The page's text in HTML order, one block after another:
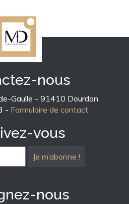
nous
Gaulle - 91410 Dourdan
- Formulaire de contact
vous
nous